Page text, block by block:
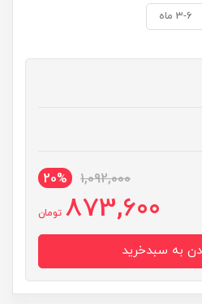
3-6 ماه
1,092,000
20%
873,600 تومان